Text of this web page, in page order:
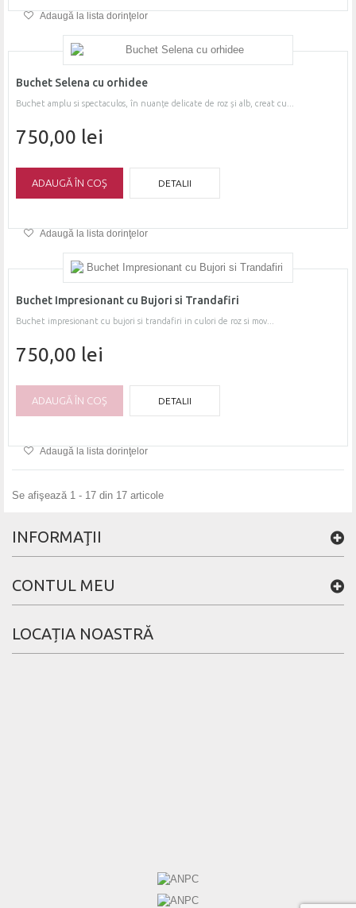
Adaugă la lista dorinţelor
Buchet Selena cu orhidee
Buchet amplu si spectaculos, în nuanțe delicate de roz și alb, creat cu...
750,00 lei
ADAUGĂ ÎN COŞ DETALII
Adaugă la lista dorinţelor
Buchet Impresionant cu Bujori si Trandafiri
Buchet impresionant cu bujori si trandafiri in culori de roz si mov...
750,00 lei
ADAUGĂ ÎN COŞ DETALII
Adaugă la lista dorinţelor
Se afişează 1 - 17 din 17 articole
INFORMAŢII
CONTUL MEU
LOCAȚIA NOASTRĂ